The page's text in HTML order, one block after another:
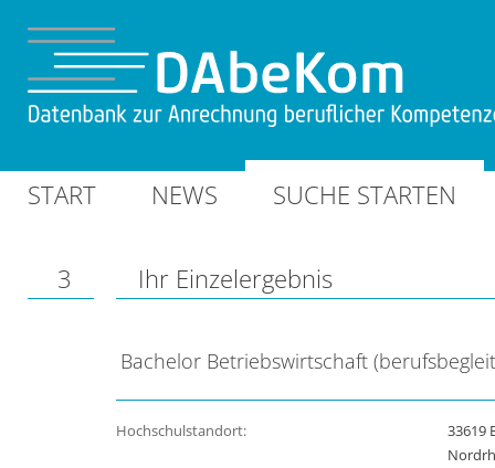
START NEWS SUCHE STARTEN
3 Ihr Einzelergebnis
Bachelor Betriebswirtschaft
Hochschulstandort:
33619